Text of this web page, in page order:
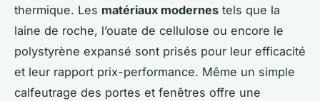
thermique. Les matériaux modernes tels que la
laine de roche, l’ouate de cellulose ou encore le
polystyrène expansé sont prisés pour leur efficacité
et leur rapport prix-performance. Même un simple
calfeutrage des portes et fenêtres offre une